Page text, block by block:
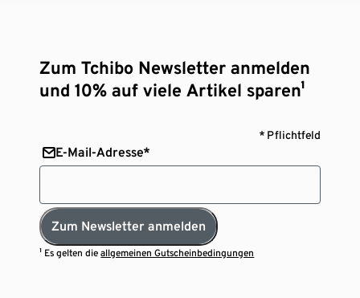
Zum Tchibo Newsletter anmelden
und 10% auf viele Artikel sparen¹
* Pflichtfeld
E-Mail-Adresse*
Zum Newsletter anmelden
¹ Es gelten dieallgemeinen Gutscheinbedingungen